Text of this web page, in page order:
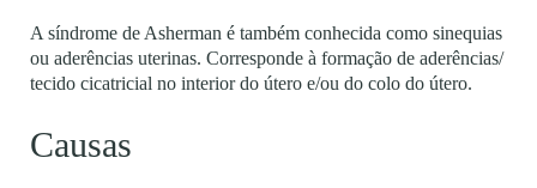
A síndrome de Asherman é também conhecida como sinequias
ou aderências uterinas. Corresponde à formação de aderências/
tecido cicatricial no interior do útero e/ou do colo do útero.
Causas